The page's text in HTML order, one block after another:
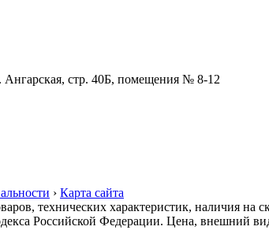
Ангарская, стр. 40Б, помещения № 8-12
› Карта сайта
технических характеристик, наличия
Российской Федерации. Цена, внешний